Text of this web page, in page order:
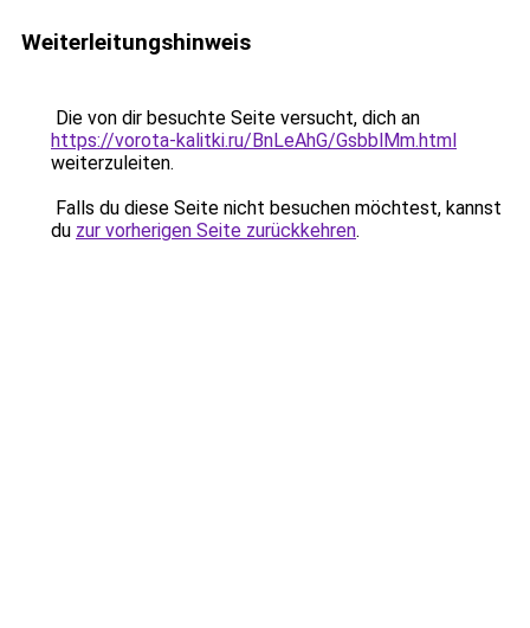
Weiterleitungshinweis
Die von dir besuchte Seite versucht, dich an
https://vorota-kalitki.ru/BnLeAhG/GsbblMm.html
weiterzuleiten.
Falls du diese Seite nicht besuchen möchtest, kannst
du zur vorherigen Seite zurückkehren.